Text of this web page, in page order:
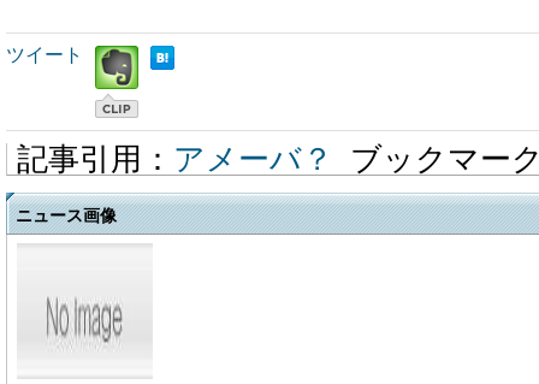
ツイート
記事引用： アメーバ？ ブックマー
ニュース画像